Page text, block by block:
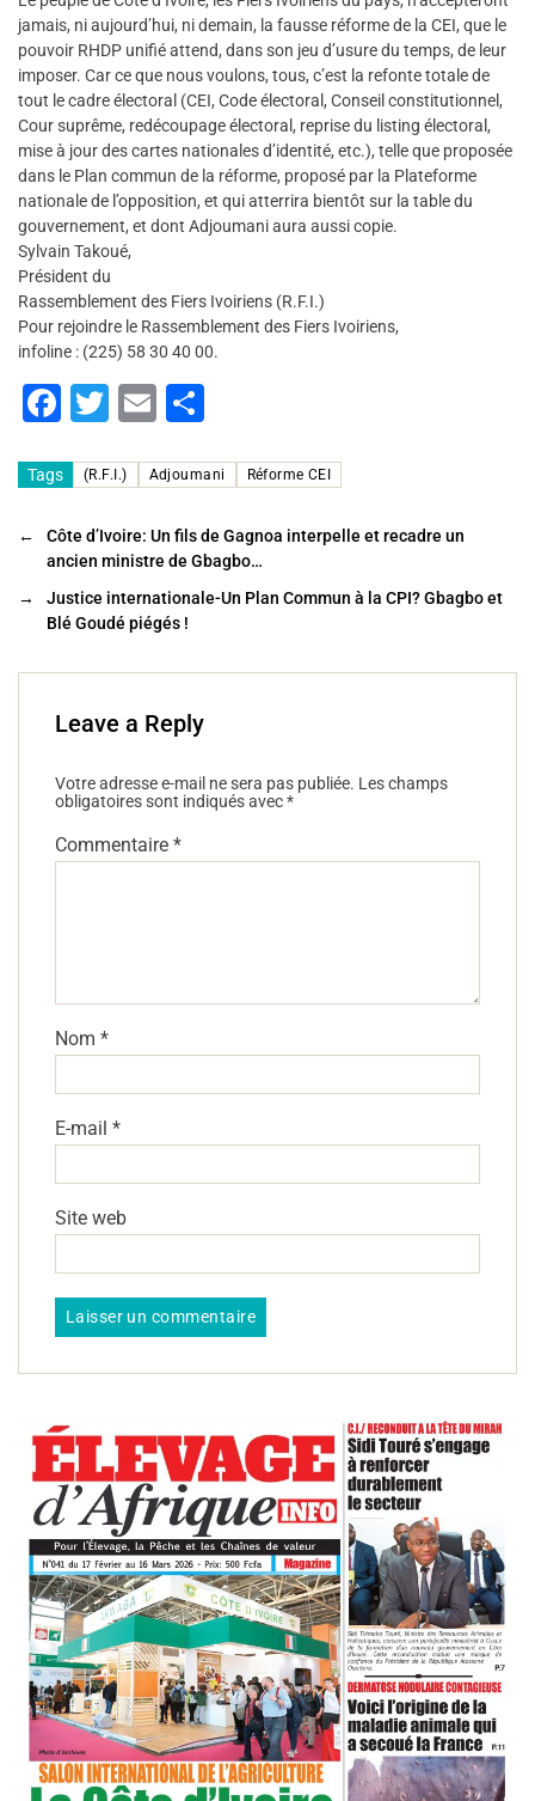
jamais, ni aujourd’hui, ni demain, la fausse réforme de la CEI, que le
pouvoir RHDP unifié attend, dans son jeu d’usure du temps, de leur
imposer. Car ce que nous voulons, tous, c’est la refonte totale de
tout le cadre électoral (CEI, Code électoral, Conseil constitutionnel,
Cour suprême, redécoupage électoral, reprise du listing électoral,
mise à jour des cartes nationales d’identité, etc.), telle que proposée
dans le Plan commun de la réforme, proposé par la Plateforme
nationale de l’opposition, et qui atterrira bientôt sur la table du
gouvernement, et dont Adjoumani aura aussi copie.
Sylvain Takoué,
Président du
Rassemblement des Fiers Ivoiriens (R.F.I.)
Pour rejoindre le Rassemblement des Fiers Ivoiriens,
infoline : (225) 58 30 40 00.
F
c
e
b
o
o
k
T
tt
er
E
ai
l
ta
g
er
Tags (R.F.I.) Adjoumani Réforme CEI
←
Côte d’Ivoire: Un fils de Gagnoa interpelle et recadre un
ancien ministre de Gbagbo…
→
Justice internationale-Un Plan Commun à la CPI? Gbagbo et
Blé Goudé piégés !
Leave a Reply
Votre adresse e-mail ne sera pas publiée. Les champs
obligatoires sont indiqués avec*
Commentaire *
Nom *
E-mail *
Site web